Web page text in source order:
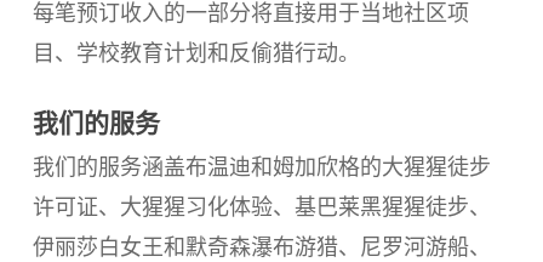
每笔预订收入的一部分将直接用于当地社区项
目、学校教育计划和反偷猎行动。
我们的服务
我们的服务涵盖布温迪和姆加欣格的大猩猩徒步
许可证、大猩猩习化体验、基巴莱黑猩猩徒步、
伊丽莎白女王和默奇森瀑布游猎、尼罗河游船、